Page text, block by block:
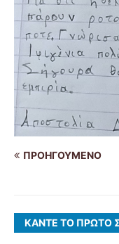
ΠΡΟΗΓΟΎΜΕΝΟ
ΚΆΝΤΕ ΤΟ ΠΡΏΤΟ